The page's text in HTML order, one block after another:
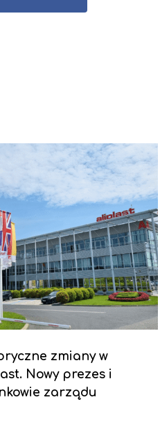
zmiany w
Nowy prezes i
zarządu